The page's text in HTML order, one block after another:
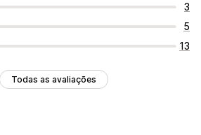
3
5
13
Todas as avaliações